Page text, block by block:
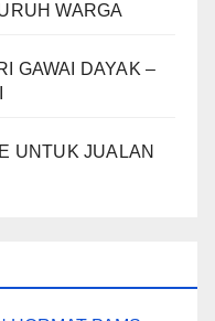
WARGA
GAWAI DAYAK –
UNTUK JUALAN